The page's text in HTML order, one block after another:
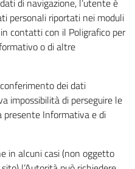
di navigazione, l’utente è
personali riportati nei moduli
contatti con il Poligrafico per
o di altre
dei dati
impossibilità di perseguire le
Informativa e di
in alcuni casi (non oggetto